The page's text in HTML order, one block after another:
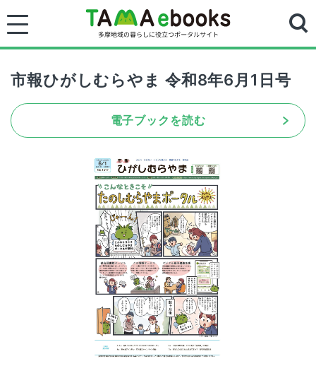
市報ひがしむらやま 令和8年6月1日号
電子ブックを読む